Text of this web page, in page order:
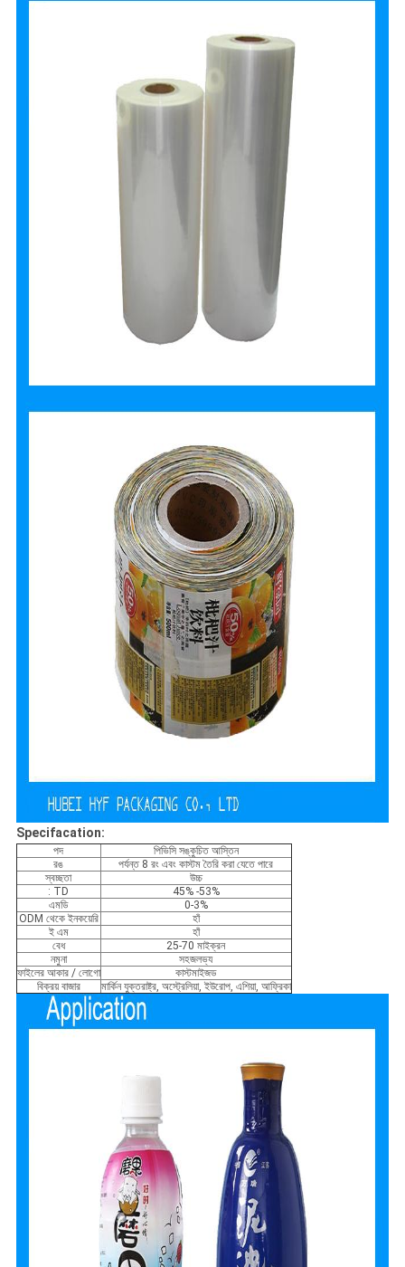
Specifacation:
পদ
পিভিসি সঙ্কুচিত আস্তিন
রঙ
পর্যন্ত 8 রং এবং কাস্টম তৈরি করা যেতে পারে
স্বচ্ছতা
উচ্চ
: TD
45% -53%
এমডি
0-3%
ODM থেকে ইনকয়েরি
হাঁ
ই এম
হাঁ
বেধ
25-70 মাইক্রন
নমুনা
সহজলভ্য
ফাইলের আকার / লোগো
কাস্টমাইজড
বিক্রয় বাজার
মার্কিন যুক্তরাষ্ট্র, অস্ট্রেলিয়া, ইউরোপ, এশিয়া, আফ্রিকা